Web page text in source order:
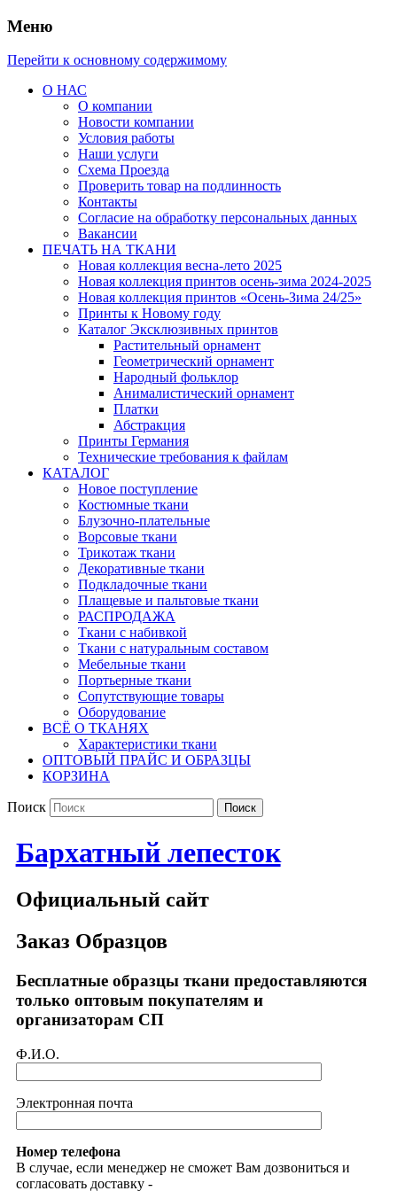
Меню
Перейти к основному содержимому
О НАС
О компании
Новости компании
Условия работы
Наши услуги
Схема Проезда
Проверить товар на подлинность
Контакты
Согласие на обработку персональных данных
Вакансии
ПЕЧАТЬ НА ТКАНИ
Новая коллекция весна-лето 2025
Новая коллекция принтов осень-зима 2024-2025
Новая коллекция принтов «Осень-Зима 24/25»
Принты к Новому году
Каталог Эксклюзивных принтов
Растительный орнамент
Геометрический орнамент
Народный фольклор
Анималистический орнамент
Платки
Абстракция
Принты Германия
Технические требования к файлам
КАТАЛОГ
Новое поступление
Костюмные ткани
Блузочно-плательные
Ворсовые ткани
Трикотаж ткани
Декоративные ткани
Подкладочные ткани
Плащевые и пальтовые ткани
РАСПРОДАЖА
Ткани с набивкой
Ткани с натуральным составом
Мебельные ткани
Портьерные ткани
Сопутствующие товары
Оборудование
ВСЁ О ТКАНЯХ
Характеристики ткани
ОПТОВЫЙ ПРАЙС И ОБРАЗЦЫ
КОРЗИНА
Поиск
Бархатный лепесток
Официальный сайт
Заказ Образцов
Бесплатные образцы ткани предоставляются
только оптовым покупателям и
организаторам СП
Ф.И.О.
Электронная почта
Номер телефона
В случае, если менеджер не сможет Вам дозвониться и
согласовать доставку -